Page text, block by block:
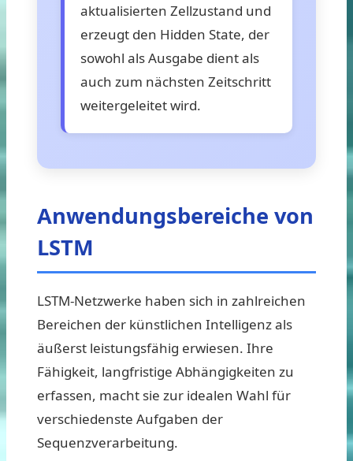
aktualisierten Zellzustand und
erzeugt den Hidden State, der
sowohl als Ausgabe dient als
auch zum nächsten Zeitschritt
weitergeleitet wird.
Anwendungsbereiche von
LSTM
LSTM-Netzwerke haben sich in zahlreichen
Bereichen der künstlichen Intelligenz als
äußerst leistungsfähig erwiesen. Ihre
Fähigkeit, langfristige Abhängigkeiten zu
erfassen, macht sie zur idealen Wahl für
verschiedenste Aufgaben der
Sequenzverarbeitung.